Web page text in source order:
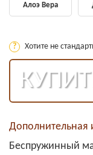
Алоэ Вера
? Хотите не
Беспружинный